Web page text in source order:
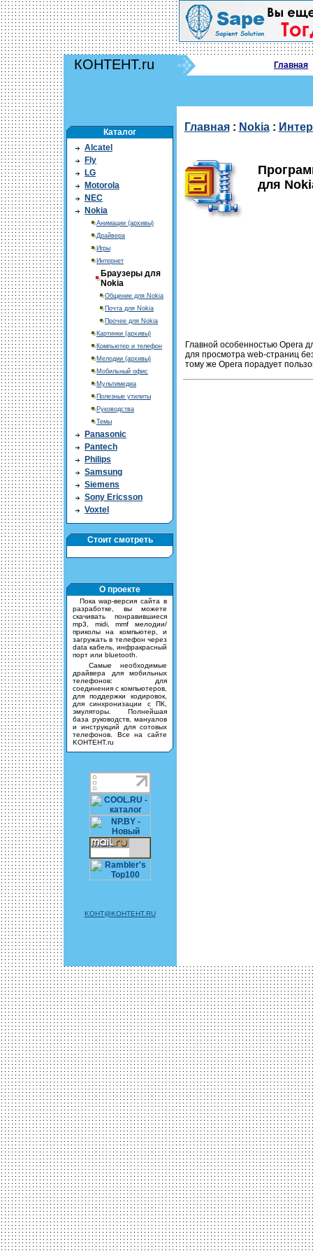
КОНТЕНТ.ru Главная
Каталог
Alcatel
Fly
LG
Motorola
NEC
Nokia
Анимации (архивы)
Драйвера
Игры
Интернет
Браузеры для
Nokia
Общение для Nokia
Почта для Nokia
Прочее для Nokia
Картинки (архивы)
Компьютер и телефон
Мелодии (архивы)
Мобильный офис
Мультимедиа
Полезные утилиты
Руководства
Темы
Panasonic
Pantech
Philips
Samsung
Siemens
Sony Ericsson
Voxtel
Стоит смотреть
О проекте
Пока wap-версия сайта в
разработке, вы можете
скачивать понравившиеся
mp3, midi, mmf мелодии/
приколы на компьютер, и
загружать в телефон через
data кабель, инфракрасный
порт или bluetooth.
Самые необходимые
драйвера для мобильных
телефонов: для
соединения с компьютеров,
для поддержки кодировок,
для синхронизации с ПК,
эмуляторы. Полнейшая
база руководств, мануалов
и инструкций для сотовых
телефонов. Все на сайте
KOHTEHT.ru
KOHT@KOHTEHT.RU
Главная: Nokia:
для
Главной особенностью Opera
для просмотра web-страниц
тому же Opera порадует